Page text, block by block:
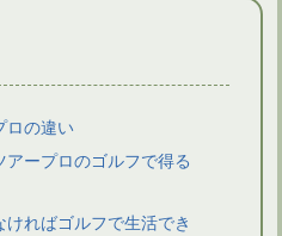
代優勝者に名を残す有名選手
ロの違い
ープロのゴルフで得る
ればゴルフで生活でき